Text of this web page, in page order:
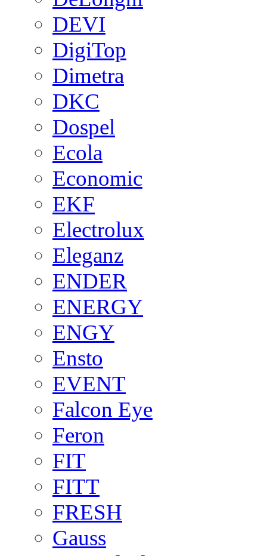
DEVI
DigiTop
Dimetra
DKC
Dospel
Ecola
Economic
EKF
Electrolux
Eleganz
ENDER
ENERGY
ENGY
Ensto
EVENT
Falcon Eye
Feron
FIT
FITT
FRESH
Gauss